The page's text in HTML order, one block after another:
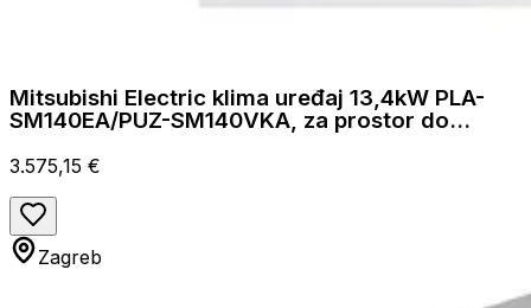
Mitsubishi Electric klima uređaj 13,4kW PLA-
SM140EA/PUZ-SM140VKA, za prostor do
3.575,15 €
Zagreb